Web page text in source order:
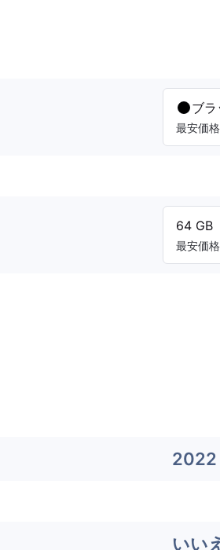
ブラ
最安価
64 GB
最安価
2022
いいえ